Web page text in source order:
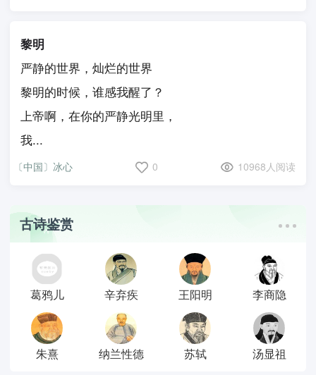
黎明
严静的世界，灿烂的世界
黎明的时候，谁感我醒了？
上帝啊，在你的严静光明里，
我...
〔中国〕冰心 0 10968人阅读
古诗鉴赏
葛鸦儿 辛弃疾 王阳明 李商隐
朱熹 纳兰性德 苏轼 汤显祖